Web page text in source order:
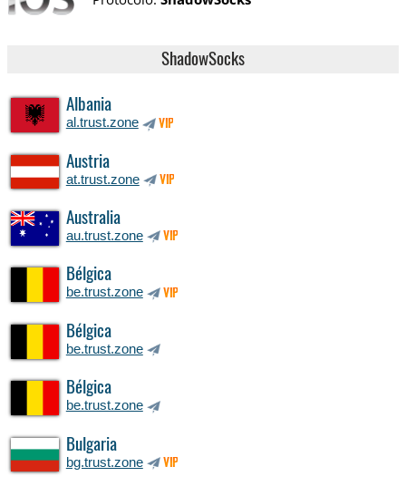
ShadowSocks
Albania
al.trust.zone VIP
Austria
at.trust.zone VIP
Australia
au.trust.zone VIP
Bélgica
be.trust.zone VIP
Bélgica
be.trust.zone
Bélgica
be.trust.zone
Bulgaria
bg.trust.zone VIP